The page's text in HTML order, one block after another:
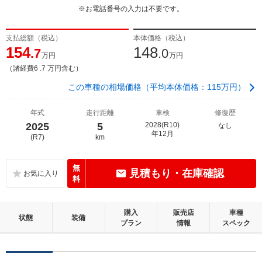
※お電話番号の入力は不要です。
支払総額（税込）
154.7万円
（諸経費6 .7 万円含む）
本体価格（税込）
148.0万円
この車種の相場価格（平均本体価格：115万円）
年式
2025
(R7)
走行距離
5
km
車検
2028(R10)
年12月
修復歴
なし
無
料
見積もり・在庫確認
状態 装備
購入
プラン
販売店
情報
車種
スペック